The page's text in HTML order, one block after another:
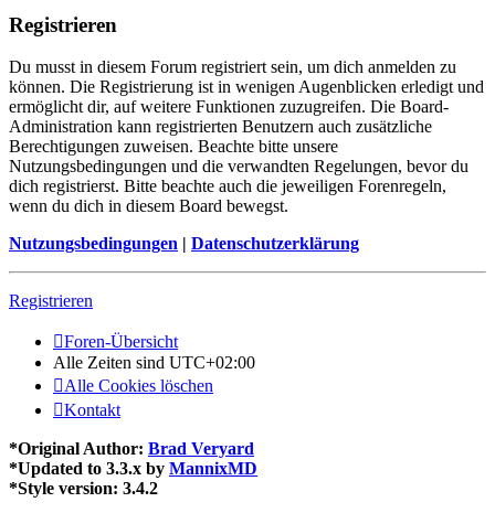
Registrieren
Du musst in diesem Forum registriert sein, um dich anmelden zu
können. Die Registrierung ist in wenigen Augenblicken erledigt und
ermöglicht dir, auf weitere Funktionen zuzugreifen. Die Board-
Administration kann registrierten Benutzern auch zusätzliche
Berechtigungen zuweisen. Beachte bitte unsere
Nutzungsbedingungen und die verwandten Regelungen, bevor du
dich registrierst. Bitte beachte auch die jeweiligen Forenregeln,
wenn du dich in diesem Board bewegst.
Nutzungsbedingungen | Datenschutzerklärung
Registrieren
Foren-Übersicht
Alle Zeiten sind UTC+02:00
Alle Cookies löschen
Kontakt
*Original Author: Brad Veryard
*Updated to 3.3.x by MannixMD
*Style version: 3.4.2